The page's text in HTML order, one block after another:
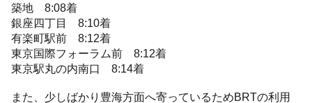
築地 8:08着
銀座四丁目 8:10着
有楽町駅前 8:12着
東京国際フォーラム前 8:12着
東京駅丸の内南口 8:14着
また、少しばかり豊海方面へ寄っているためBRTの利用